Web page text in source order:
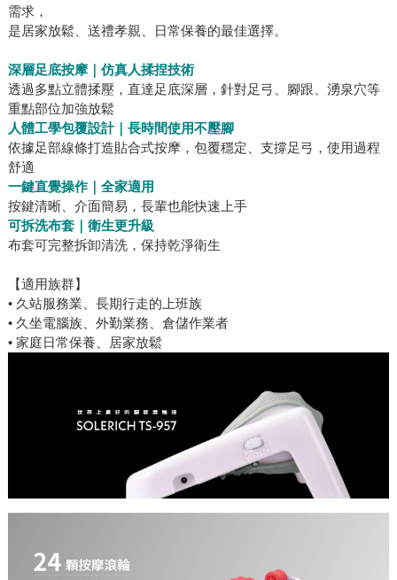
需求，
是居家放鬆、送禮孝親、日常保養的最佳選擇。
深層足底按摩｜仿真人揉捏技術
透過多點立體揉壓，直達足底深層，針對足弓、腳跟、湧泉穴等
重點部位加強放鬆
人體工學包覆設計｜長時間使用不壓腳
依據足部線條打造貼合式按摩，包覆穩定、支撐足弓，使用過程
舒適
一鍵直覺操作｜全家適用
按鍵清晰、介面簡易，長輩也能快速上手
可拆洗布套｜衛生更升級
布套可完整拆卸清洗，保持乾淨衛生
【適用族群】
• 久站服務業、長期行走的上班族
• 久坐電腦族、外勤業務、倉儲作業者
• 家庭日常保養、居家放鬆